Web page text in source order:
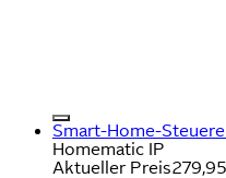
Smart-Home-
Homematic IP
Aktueller Preis